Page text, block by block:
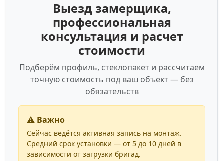
Выезд замерщика,
профессиональная
консультация и расчет
стоимости
Подберём профиль, стеклопакет и рассчитаем
точную стоимость под ваш объект — без
обязательств
⚠️ Важно
Сейчас ведётся активная запись на монтаж.
Средний срок установки — от 5 до 10 дней в
зависимости от загрузки бригад.